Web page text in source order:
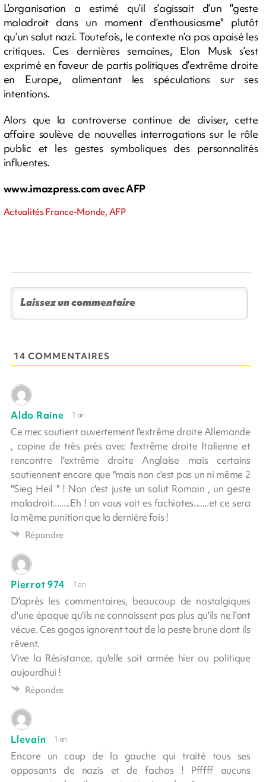
L’organisation a estimé qu’il s’agissait d’un "geste
maladroit dans un moment d’enthousiasme" plutôt
qu’un salut nazi. Toutefois, le contexte n’a pas apaisé les
critiques. Ces dernières semaines, Elon Musk s’est
exprimé en faveur de partis politiques d’extrême droite
en Europe, alimentant les spéculations sur ses
intentions.
Alors que la controverse continue de diviser, cette
affaire soulève de nouvelles interrogations sur le rôle
public et les gestes symboliques des personnalités
influentes.
www.imazpress.com avec AFP
Actualités France-Monde, AFP
14 COMMENTAIRES
Aldo Raine 1 an
Ce mec soutient ouvertement l'extrême droite Allemande
, copine de très près avec l'extrême droite Italienne et
rencontre l'extrême droite Anglaise mais certains
soutiennent encore que "mais non c'est pas un ni même 2
"Sieg Heil " ! Non c'est juste un salut Romain , un geste
maladroit........Eh ! on vous voit es fachiotes.......et ce sera
la même punition que la dernière fois !
Répondre
Pierrot 974 1 an
D'après les commentaires, beaucoup de nostalgiques
d'une époque qu'ils ne connaissent pas plus qu'ils ne l'ont
vécue. Ces gogos ignorent tout de la peste brune dont ils
rêvent.
Vive la Résistance, qu'elle soit armée hier ou politique
aujourdhui !
Répondre
Llevain 1 an
Encore un coup de la gauche qui traité tous ses
opposants de nazis et de fachos ! Pfffff aucuns